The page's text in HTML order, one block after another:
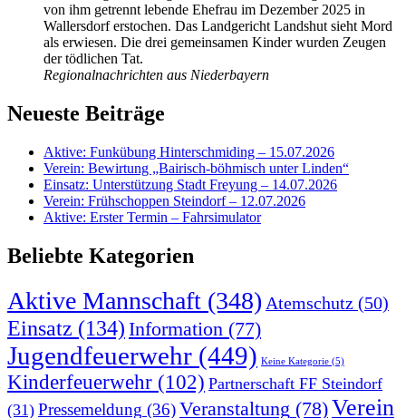
von ihm getrennt lebende Ehefrau im Dezember 2025 in
Wallersdorf erstochen. Das Landgericht Landshut sieht Mord
als erwiesen. Die drei gemeinsamen Kinder wurden Zeugen
der tödlichen Tat.
Regionalnachrichten aus Niederbayern
Neueste Beiträge
Aktive: Funkübung Hinterschmiding – 15.07.2026
Verein: Bewirtung „Bairisch-böhmisch unter Linden“
Einsatz: Unterstützung Stadt Freyung – 14.07.2026
Verein: Frühschoppen Steindorf – 12.07.2026
Aktive: Erster Termin – Fahrsimulator
Beliebte Kategorien
Aktive Mannschaft (348) Atemschutz (50)
Einsatz (134) Information (77)
Jugendfeuerwehr (449) Keine Kategorie (5)
Kinderfeuerwehr (102) Partnerschaft FF Steindorf
(31) Pressemeldung (36)Veranstaltung (78)Verein